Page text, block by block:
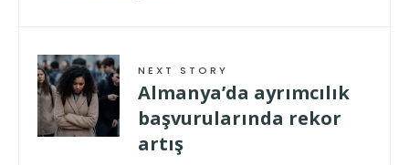
NEXT STORY
Almanya’da ayrımcılık
başvurularında rekor
artış